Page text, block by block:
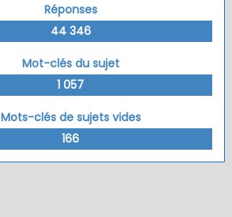
Réponses
44 346
Mot-clés du sujet
1 057
Mots-clés de sujets vides
166